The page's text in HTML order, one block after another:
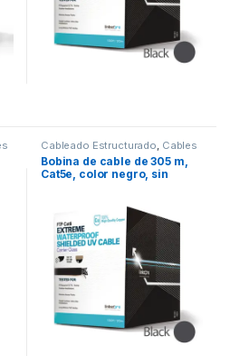
Cableado Estructurado Cables
Bobina de cable de 305 m,
Cat5e, color negro, sin
Uso en intemperie